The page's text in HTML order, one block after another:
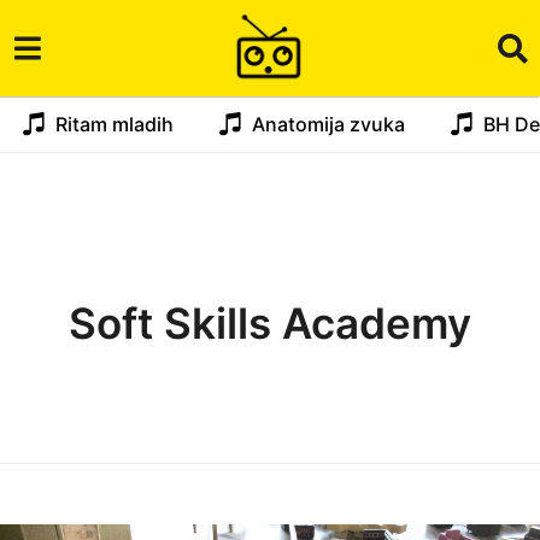
Ritam mladih Anatomija zvuka BH
Soft Skills Academy